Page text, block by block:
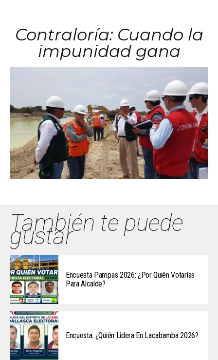
Contraloría: Cuando la
impunidad gana
También te puede
gustar
Encuesta Pampas 2026: ¿Por Quién Votarías
Para Alcalde?
Encuesta: ¿Quién Lidera En Lacabamba 2026?